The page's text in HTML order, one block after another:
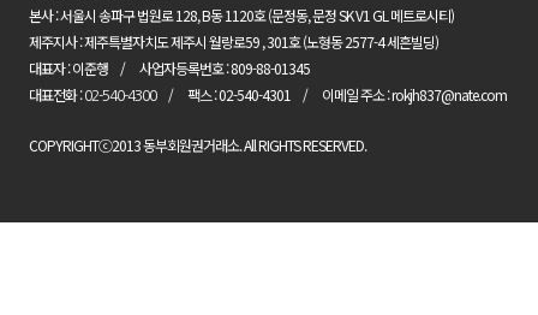
본사 : 서울시 송파구 법원로 128, B동 1120호 (문정동, 문정 SK V1 GL 메트로시티)
제주지사 : 제주특별자치도 제주시 월랑로59 , 301호 (노형동 2577-4 세흔빌딩)
대표자 : 이준행
사업자등록번호 : 809-88-01345
대표전화 :02-540-4300 팩스 : 02-540-4301 이메일 주소 : rokjh837@nate.com
COPYRIGHTⓒ2013 동부회원권거래소. All RIGHTS RESERVED.